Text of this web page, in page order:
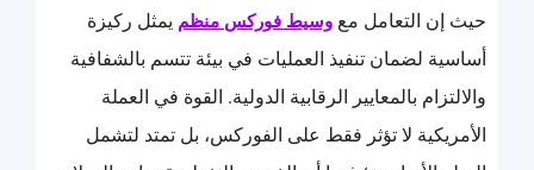
حيث إن التعامل مع وسيط فوركس منظم يمثل ركيزة
أساسية لضمان تنفيذ العمليات في بيئة تتسم بالشفافية
والالتزام بالمعايير الرقابية الدولية. القوة في العملة
الأمريكية لا تؤثر فقط على الفوركس، بل تمتد لتشمل